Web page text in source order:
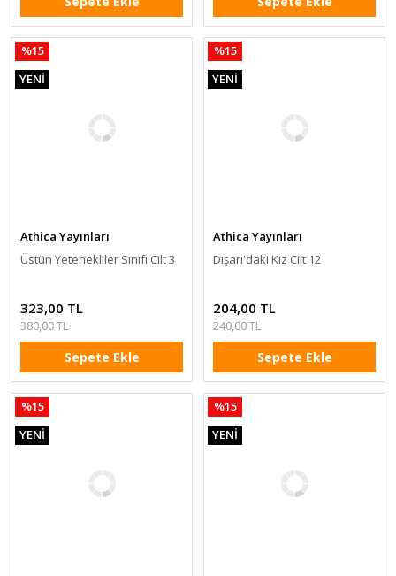
%15
YENİ
Athica Yayınları
Üstün Yetenekliler Sınıfı Cilt 3
323,00 TL
380,00 TL
Sepete Ekle
%15
YENİ
Athica Yayınları
Dışarı'daki Kız Cilt 12
204,00 TL
240,00 TL
Sepete Ekle
%15
YENİ
%15
YENİ